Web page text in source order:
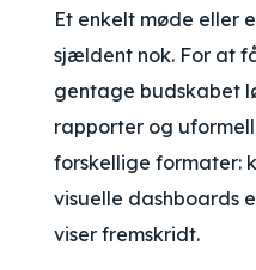
Et enkelt møde eller
sjældent nok. For at
gentage budskabet
rapporter og
forskellige formater:
visuelle dashboards
viser fremskridt.